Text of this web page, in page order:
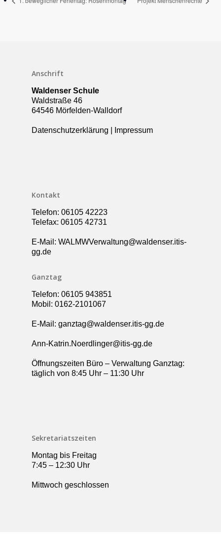
Anschrift
Waldenser Schule
Waldstraße 46
64546 Mörfelden-Walldorf
Datenschutzerklärung Impressum
Kontakt
Telefon: 06105 42223
Telefax: 06105 42731
E-Mail: WALMWVerwaltung@waldenser.itis-
gg.de
Ganztag
Telefon: 06105 943851
Mobil: 0162-2101067
E-Mail: ganztag@waldenser.itis-gg.de
Ann-Katrin.Noerdlinger@itis-gg.de
Öffnungszeiten Büro – Verwaltung Ganztag:
täglich von 8:45 Uhr – 11:30 Uhr
Sekretariatszeiten
Montag bis Freitag
7:45 – 12:30 Uhr
Mittwoch geschlossen
Rundgang